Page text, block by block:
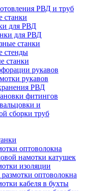
РВД и труб
станки
для РВД
для РВД
станки
стенды
станки
рукавов
рукавов
РВД
фитингов
и
сборки труб
оптоволокна
намотки катушек
изоляции
размотки оптоволокна
кабеля в бухты